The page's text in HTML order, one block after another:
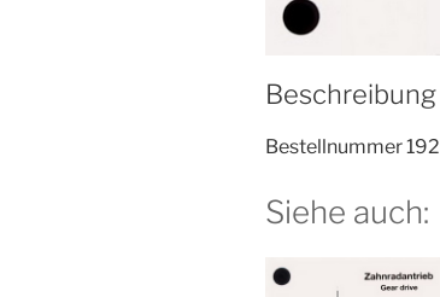
Beschreibung
Bestellnummer 192
Siehe auch: